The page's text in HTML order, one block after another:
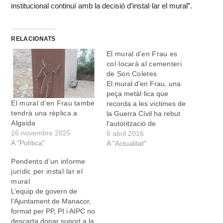
institucional continuï amb la decisió d’instal·lar el mural”.
RELACIONATS
El mural d’en Frau també
tendrà una rèplica a
Algaida
16 novembre 2025
A "Política"
El mural d’en Frau es
col·locarà al cementeri
de Son Coletes
El mural d'en Frau, una
peça metàl·lica que
recorda a les víctimes de
la Guerra Cívil ha rebut
l'autorització de
l'Ajuntament per a què
sigui col·locat al cementeri
6 abril 2016
A "Actualitat"
Pendents d’un informe
jurídic per instal·lar el
mural
L’equip de govern de
l’Ajuntament de Manacor,
format per PP, PI i AIPC no
descarta donar suport a la